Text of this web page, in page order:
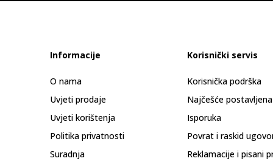
Informacije
O nama
Uvjeti prodaje
Uvjeti korištenja
Politika privatnosti
Suradnja
Korisnički servis
Korisnička podrška
Najčešće
Isporuka
Povrat i raskid
Reklamacije i pisani